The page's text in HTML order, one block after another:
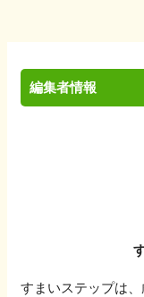
編集者情報
すまいステップは